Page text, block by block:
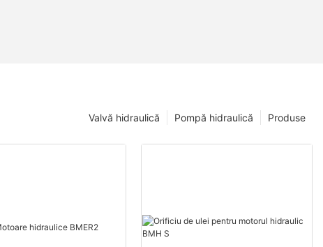
Produse
Pompă hidraulică
Valvă hidraulică